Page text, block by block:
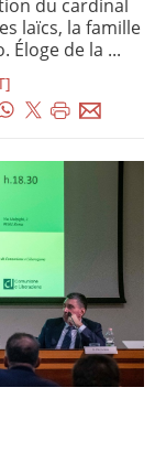
du cardinal
laïcs, la famille
Éloge de la ...